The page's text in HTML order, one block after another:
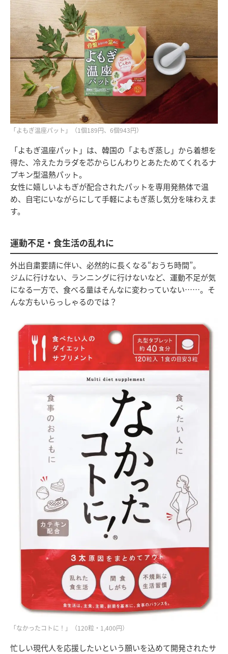
「よもぎ温座パット」（1個189円、6個943円）
「よもぎ温座パット」は、韓国の「よもぎ蒸し」から着想を
得た、冷えたカラダを芯からじんわりとあたためてくれるナ
プキン型温熱パット。
女性に嬉しいよもぎが配合されたパットを専用発熱体で温
め、自宅にいながらにして手軽によもぎ蒸し気分を味わえま
す。
運動不足・食生活の乱れに
外出自粛要請に伴い、必然的に長くなる“おうち時間”。
ジムに行けない、ランニングに行けないなど、運動不足が気
になる一方で、食べる量はそんなに変わっていない……。そ
んな方もいらっしゃるのでは？
「なかったコトに！」（120粒・1,400円）
忙しい現代人を応援したいという願いを込めて開発されたサ